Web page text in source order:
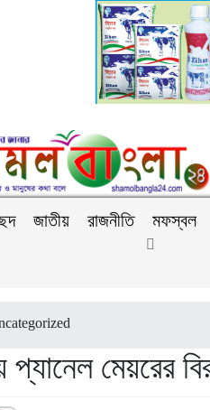
জাতীয় রাজনীতি মফস্বল
প্যানেল মেয়রের